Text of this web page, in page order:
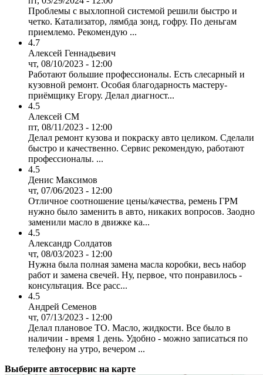
Проблемы с выхлопной системой решили быстро и
четко. Катализатор, лямбда зонд, гофру. По деньгам
приемлемо. Рекомендую ...
4.7
Алексей Геннадьевич
чт, 08/10/2023 - 12:00
Работают большие профессионалы. Есть слесарный и
кузовной ремонт. Особая благодарность мастеру-
приёмщику Егору. Делал диагност...
4.5
Алексей СМ
пт, 08/11/2023 - 12:00
Делал ремонт кузова и покраску авто целиком. Сделали
быстро и качественно. Сервис рекомендую, работают
профессионалы. ...
4.5
Денис Максимов
чт, 07/06/2023 - 12:00
Отличное соотношение цены/качества, ремень ГРМ
нужно было заменить в авто, никаких вопросов. Заодно
заменили масло в движке ка...
4.5
Александр Солдатов
чт, 08/03/2023 - 12:00
Нужна была полная замена масла коробки, весь набор
работ и замена свечей. Ну, первое, что понравилось -
консультация. Все расс...
4.5
Андрей Семенов
чт, 07/13/2023 - 12:00
Делал плановое ТО. Масло, жидкости. Все было в
наличии - время 1 день. Удобно - можно записаться по
телефону на утро, вечером ...
Выберите автосервис на карте